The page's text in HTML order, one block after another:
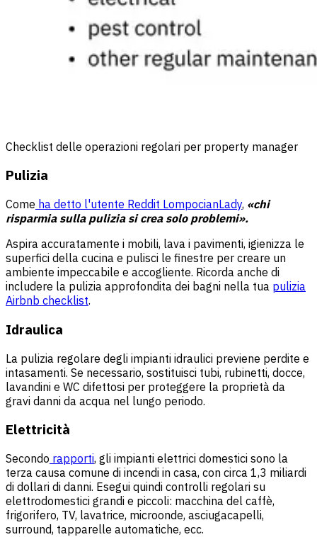
Checklist delle operazioni regolari per property manager
Pulizia
Come ha detto l'utente Reddit LompocianLady, «chi
risparmia sulla pulizia si crea solo problemi».
Aspira accuratamente i mobili, lava i pavimenti, igienizza le
superfici della cucina e pulisci le finestre per creare un
ambiente impeccabile e accogliente. Ricorda anche di
includere la pulizia approfondita dei bagni nella tua pulizia
Airbnb checklist.
Idraulica
La pulizia regolare degli impianti idraulici previene perdite e
intasamenti. Se necessario, sostituisci tubi, rubinetti, docce,
lavandini e WC difettosi per proteggere la proprietà da
gravi danni da acqua nel lungo periodo.
Elettricità
Secondo rapporti, gli impianti elettrici domestici sono la
terza causa comune di incendi in casa, con circa 1,3 miliardi
di dollari di danni. Esegui quindi controlli regolari su
elettrodomestici grandi e piccoli: macchina del caffè,
frigorifero, TV, lavatrice, microonde, asciugacapelli,
surround, tapparelle automatiche, ecc.